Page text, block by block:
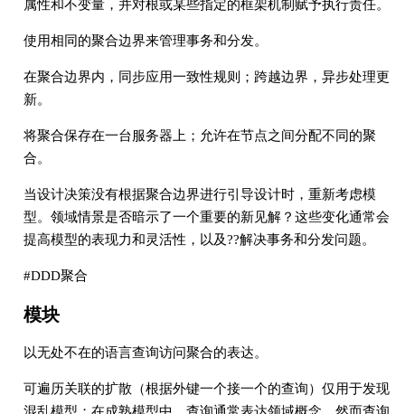
属性和不变量，并对根或某些指定的框架机制赋予执行责任。
使用相同的聚合边界来管理事务和分发。
在聚合边界内，同步应用一致性规则；跨越边界，异步处理更
新。
将聚合保存在一台服务器上；允许在节点之间分配不同的聚
合。
当设计决策没有根据聚合边界进行引导设计时，重新考虑模
型。领域情景是否暗示了一个重要的新见解？这些变化通常会
提高模型的表现力和灵活性，以及??解决事务和分发问题。
#DDD聚合
模块
以无处不在的语言查询访问聚合的表达。
可遍历关联的扩散（根据外键一个接一个的查询）仅用于发现